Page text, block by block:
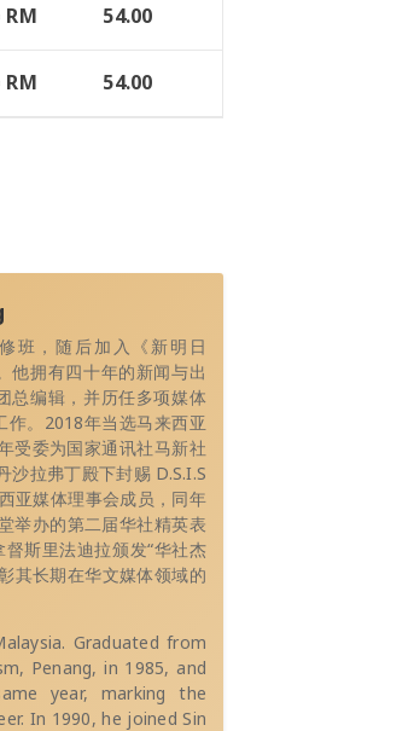
RM 54.00
RM 54.00
班，随后加入《新明日
他拥有四十年的新闻与出
总编辑，并历任多项媒体
作。2018年当选马来西亚
受委为国家通讯社马新社
沙拉弗丁殿下封赐 D.S.I.S
亚媒体理事会成员，同年
举办的第二届华社精英表
斯里法迪拉颁发“华社杰
其长期在华文媒体领域的
Graduated from
Penang, in 1985, and
year, marking the
In 1990, he joined Sin